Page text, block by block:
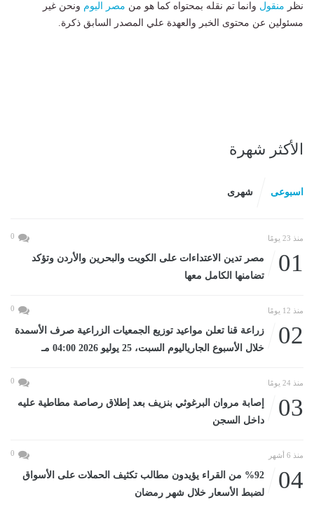
نظر منقول وانما تم نقله بمحتواه كما هو من مصر اليوم ونحن غير
مسئولين عن محتوى الخبر والعهدة علي المصدر السابق ذكرة.
الأكثر شهرة
اسبوعى شهرى
منذ 23 يومًا 0
01
مصر تدين الاعتداءات على الكويت والبحرين والأردن وتؤكد
تضامنها الكامل معها
منذ 12 يومًا 0
02
زراعة قنا تعلن مواعيد توزيع الجمعيات الزراعية صرف الأسمدة
خلال الأسبوع الجارياليوم السبت، 25 يوليو 2026 04:00 مـ
منذ 24 يومًا 0
03
إصابة مروان البرغوثي بنزيف بعد إطلاق رصاصة مطاطية عليه
داخل السجن
منذ 6 أشهر 0
04
%92 من القراء يؤيدون مطالب تكثيف الحملات على الأسواق
لضبط الأسعار خلال شهر رمضان